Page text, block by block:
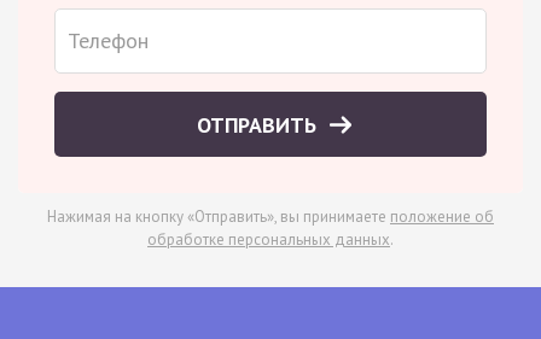
ОТПРАВИТЬ
Нажимая на кнопку «Отправить», вы принимаете положение об
обработке персональных данных.